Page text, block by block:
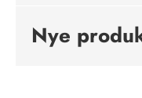
Nye